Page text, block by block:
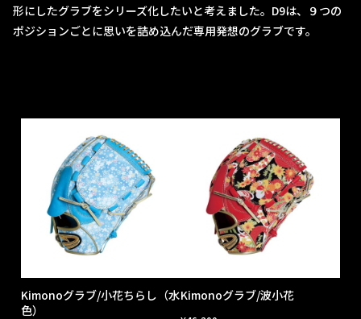
形にしたグラブをシリーズ化したいと考えました。D9は、９つの
ポジションごとに思いを詰め込んだ専用発想のグラブです。
Kimonoグラブ/小花ちらし（水
色）
Kimonoグラブ/波小花